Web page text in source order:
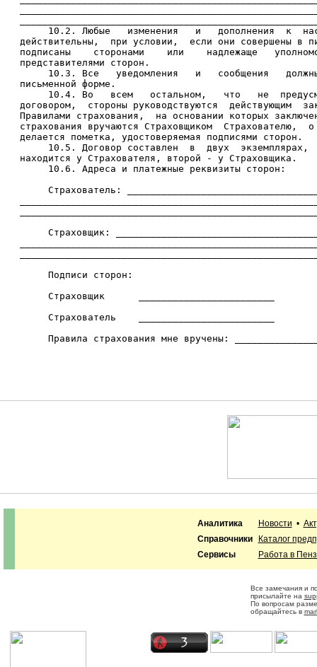
Аналитика Новости •
Справочники
Каталог
Сервисы
Работа в
Все замечания и
присылайте на
По вопросам
обращайтесь в